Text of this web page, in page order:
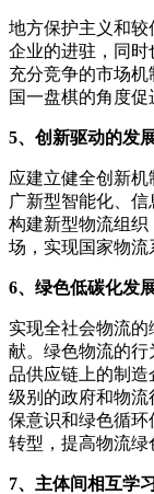
地方保护主义和
企业的进驻，同
充分竞争的市场
国一盘棋的角度促
5、创新驱动的发
应建立健全创新
广新型智能化、信
构建新型物流组
场，实现国家物流
6、绿色低碳化发
实现全社会物流
献。绿色物流的
品供应链上的制造
级别的政府和物
保意识和绿色循
转型，提高物流绿
7、主体间相互学习